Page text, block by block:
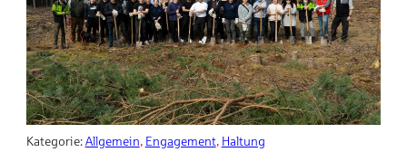
Kategorie:Allgemein, Engagement, Haltung